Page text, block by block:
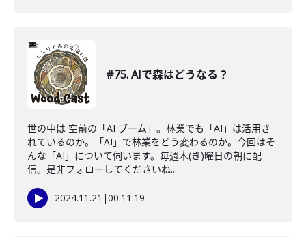
#75. AIで森はどうなる？
世の中は 空前の「AI ブーム」。林業でも「AI」は活用さ
れているのか。「AI」で林業をどう変わるのか。今回はそ
んな「AI」について伺います。毎週木(き)曜日の朝に配
信。是非フォローしてくださいね...
2024.11.21 |00:11:19